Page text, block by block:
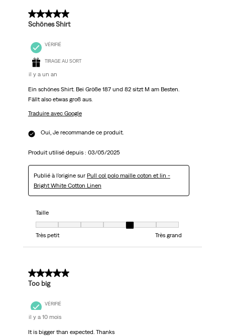
5 sur 5 étoiles.
Schönes Shirt
VÉRIFIÉ
TIRAGE AU SORT
il y a un an
Ein schönes Shirt. Bei Größe 187 und 82 sitzt M am Besten.
Fällt also etwas groß aus.
Traduire avec Google
Oui, Je recommande ce produit.
Produit utilisé depuis : 03/05/2025
Publié à l'origine sur Pull col polo maille coton et lin -
Bright White Cotton Linen
Taille
Taille, 5 sur 7, où 1 est égal à Très petit et 7 est égal à Très grand
Très petit
Très grand
3 sur 5 étoiles.
Too big
VÉRIFIÉ
il y a 10 mois
It is bigger than expected. Thanks